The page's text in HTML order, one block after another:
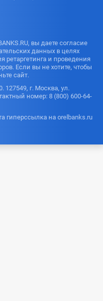
вы даете согласие
данных в целях
ретаргетинга и проведения
Если вы не хотите, чтобы
сайт.
127549, г. Москва, ул.
номер: 8 (800) 600-64-
гиперссылка на orelbanks.ru